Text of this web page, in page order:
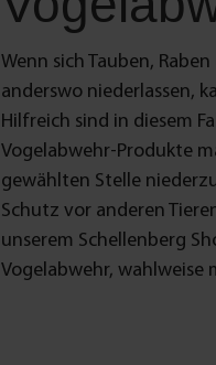
Wenn sich Tauben,
anderswo niederlassen,
Hilfreich sind in diesem
Vogelabwehr-Produkte
gewählten Stelle
Schutz vor anderen
unserem Schellenberg
Vogelabwehr, wahlweise